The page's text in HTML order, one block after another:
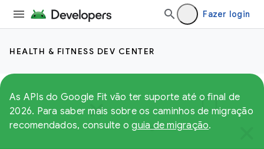
Fazer login
HEALTH & FITNESS DEV CENTER
As APIs do Google Fit vão ter suporte até o final de
2026. Para saber mais sobre os caminhos de migração
recomendados, consulte oguia de migração.